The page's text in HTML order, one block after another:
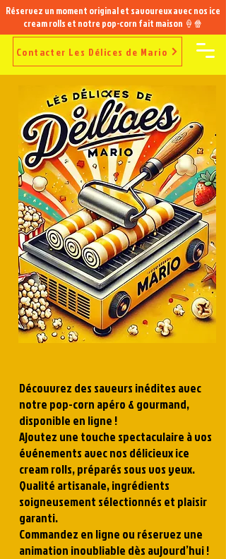
Réservez un moment original et savoureux avec nos ice
cream rolls et notre pop-corn fait maison 🍦🍿
Contacter Les Délices de Mario
Découvrez des saveurs inédites avec
notre pop-corn apéro & gourmand,
disponible en ligne !
Ajoutez une touche spectaculaire à vos
événements avec nos délicieux ice
cream rolls, préparés sous vos yeux.
Qualité artisanale, ingrédients
soigneusement sélectionnés et plaisir
garanti.
Commandez en ligne ou réservez une
animation inoubliable dès aujourd’hui !